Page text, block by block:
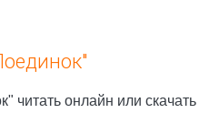
читать онлайн или скачать